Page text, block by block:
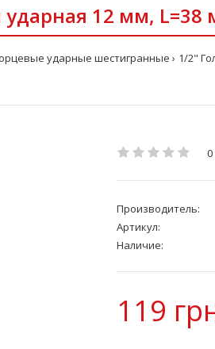
12 мм, L=38
ударные шестигранные 1/2"
Производитель:
Артикул:
Наличие:
119